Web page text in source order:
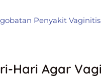
Penyakit
Hari Agar